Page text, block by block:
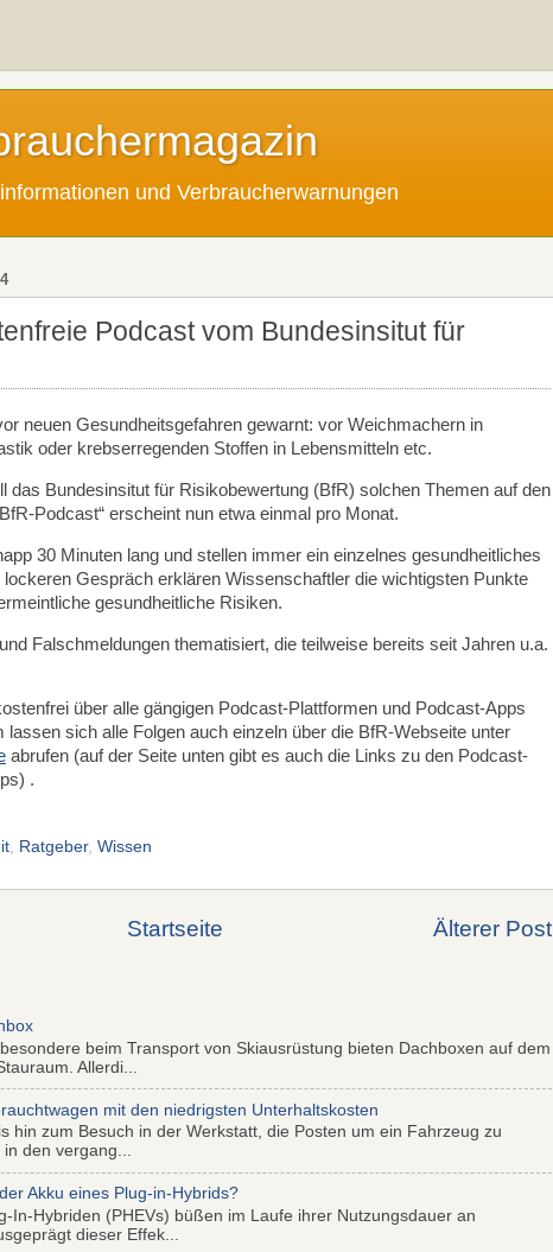
und Verbraucherwarnungen
Podcast vom Bundesinsitut für
neuen Gesundheitsgefahren gewarnt: vor Weichmachern in
oder krebserregenden Stoffen in Lebensmitteln etc.
das Bundesinsitut für Risikobewertung (BfR) solchen Themen auf den
Podcast“ erscheint nun etwa einmal pro Monat.
30 Minuten lang und stellen immer ein einzelnes gesundheitliches
Gespräch erklären Wissenschaftler die wichtigsten Punkte
gesundheitliche Risiken.
Falschmeldungen thematisiert, die teilweise bereits seit Jahren u.a.
über alle gängigen Podcast-Plattformen und Podcast-Apps
lassen sich alle Folgen auch einzeln über die BfR-Webseite unter
abrufen (auf der Seite unten gibt es auch die Links zu den Podcast-
.
, Ratgeber, Wissen
Älterer Post
Startseite
beim Transport von Skiausrüstung bieten Dachboxen auf dem
Allerdi...
mit den niedrigsten Unterhaltskosten
hin zum Besuch in der Werkstatt, die Posten um ein Fahrzeug zu
den vergang...
Akku eines Plug-in-Hybrids?
In-Hybriden (PHEVs) büßen im Laufe ihrer Nutzungsdauer an
dieser Effek...